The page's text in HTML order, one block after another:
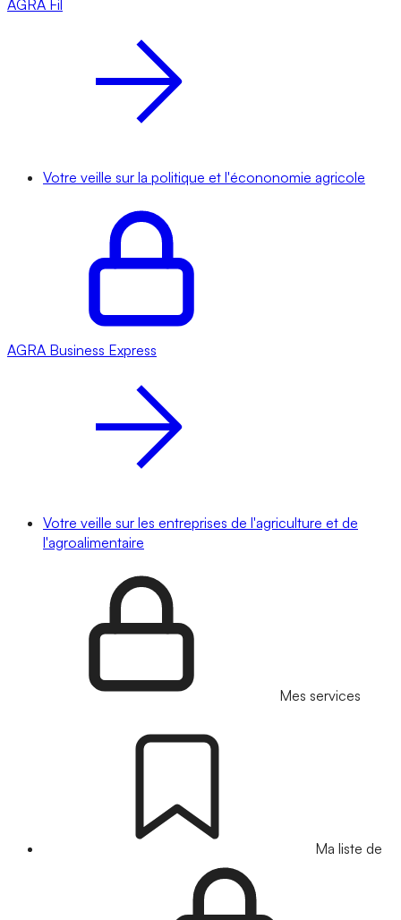
AGRA Fil
Votre veille sur la politique et l'écononomie agricole
AGRA Business Express
Votre veille sur les entreprises de l'agriculture et de
l'agroalimentaire
Mes services
Ma liste de